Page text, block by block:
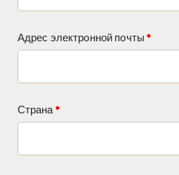
Адрес электронной почты
Страна